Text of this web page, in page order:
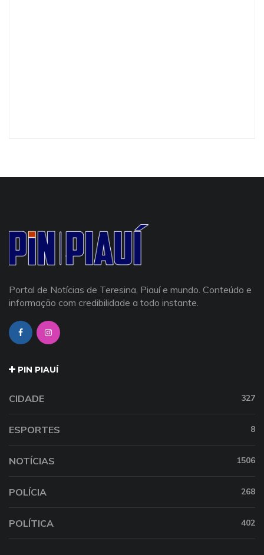
Portal de Notícias de Teresina, Piauí e mundo. Conteúdo e
informação com credibilidade a todo instante.
PIN PIAUÍ
CIDADE 327
ESPORTES 8
NOTÍCIAS 1506
POLÍCIA 268
POLÍTICA 402